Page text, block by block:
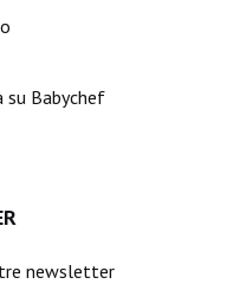
su Babychef
newsletter